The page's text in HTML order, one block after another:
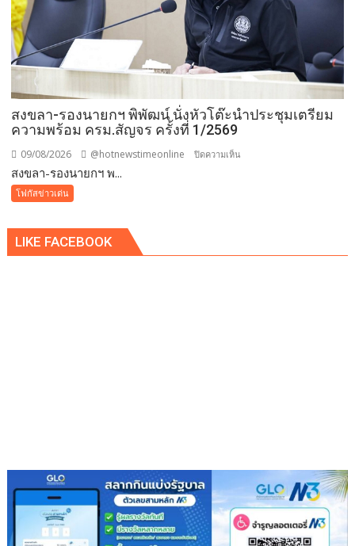
การ
กุศล
วัน
แม่
กว่า
๕๐๐
คน
สงขลา-รองนายกฯ พิพัฒน์ นั่งหัวโต๊ะนำประชุมเตรียม
ความพร้อม ครม.สัญจร ครั้งที่ 1/2569
09/08/2026 @hotnewstimeonline ปิดความเห็น
นั่ง
สงขลา-รองนายกฯ พ...
โฟกัสข่าวเด่น
LIKE FACEBOOK